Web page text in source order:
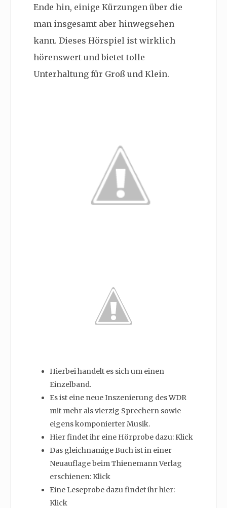
Ende hin, einige Kürzungen über die
man insgesamt aber hinwegsehen
kann. Dieses Hörspiel ist wirklich
hörenswert und bietet tolle
Unterhaltung für Groß und Klein.
Hierbei handelt es sich um einen
Einzelband.
Es ist eine neue Inszenierung des WDR
mit mehr als vierzig Sprechern sowie
eigens komponierter Musik.
Hier findet ihr eine Hörprobe dazu: Klick
Das gleichnamige Buch ist in einer
Neuauflage beim Thienemann Verlag
erschienen: Klick
Eine Leseprobe dazu findet ihr hier:
Klick